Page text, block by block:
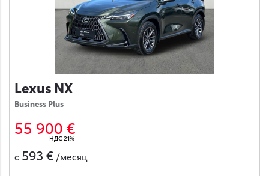
Lexus NX
Business Plus
55 900 €
НДС 21%
с 593 € /месяц